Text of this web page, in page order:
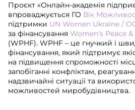
Проєкт «Онлайн-академія
впроваджується ГО Вік
підтримки UN Women Ukraine /
за фінансування Women's Peace
(WPHF). WPHF – це гнучкий і
фінансування, який підтримує
на підвищення спроможності
запобіганні конфліктам,
надзвичайні ситуації та
можливостей миробудівництва.